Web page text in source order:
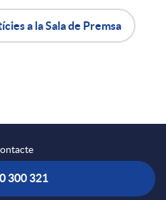
a la Sala de Premsa
300 321